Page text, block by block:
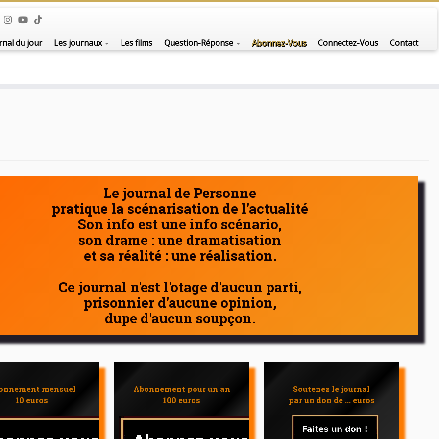
du jour Les journaux Les films Question-Réponse Abonnez-Vous Connectez-Vous Contact
Le journal de Personne
pratique la scénarisation de l'actualité
Son info est une info scénario,
son drame : une dramatisation
et sa réalité : une réalisation.
Ce journal n'est l'otage d'aucun parti,
prisonnier d'aucune opinion,
dupe d'aucun soupçon.
mensuel
10 euros
Abonnement pour un an
100 euros
Soutenez le journal
par un don de ... euros